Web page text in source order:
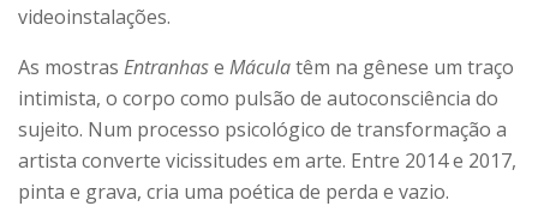
videoinstalações.
As mostras Entranhase Máculatêm na gênese um traço
intimista, o corpo como pulsão de autoconsciência do
sujeito. Num processo psicológico de transformação a
artista converte vicissitudes em arte. Entre 2014 e 2017,
pinta e grava, cria uma poética de perda e vazio.